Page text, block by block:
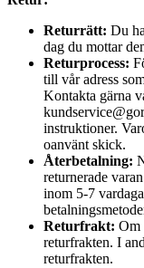
Returrätt: Du
dag du mottar
Returprocess:
till vår adress
Kontakta gärna
instruktioner.
oanvänt skick.
Återbetalning:
returnerade
inom 5-7
Returfrakt: Om
returfrakten. I
returfrakten.